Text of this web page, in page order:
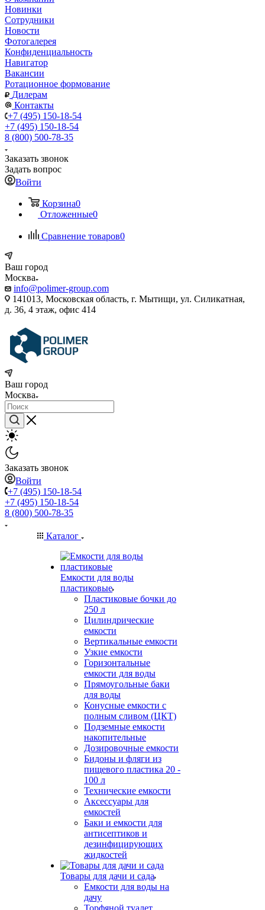
Новинки
Сотрудники
Новости
Фотогалерея
Конфиденциальность
Навигатор
Вакансии
Ротационное формование
Дилерам
Контакты
+7 (495) 150-18-54
+7 (495) 150-18-54
8 (800) 500-78-35
Заказать звонок
Задать вопрос
Войти
Корзина0
Отложенные0
Сравнение товаров0
Ваш город
Москва
info@polimer-group.com
141013, Московская область, г. Мытищи, ул. Силикатная,
д. 36, 4 этаж, офис 414
Ваш город
Москва
Заказать звонок
Войти
+7 (495) 150-18-54
+7 (495) 150-18-54
8 (800) 500-78-35
Каталог
Емкости для воды
пластиковые
Пластиковые бочки до
250 л
Цилиндрические
емкости
Вертикальные емкости
Узкие емкости
Горизонтальные
емкости для воды
Прямоугольные баки
для воды
Конусные емкости с
полным сливом (ЦКТ)
Подземные емкости
накопительные
Дозировочные емкости
Бидоны и фляги из
пищевого пластика 20 -
100 л
Технические емкости
Аксессуары для
емкостей
Баки и емкости для
антисептиков и
дезинфицирующих
жидкостей
Товары для дачи и сада
Емкости для воды на
дачу
Торфяной туалет